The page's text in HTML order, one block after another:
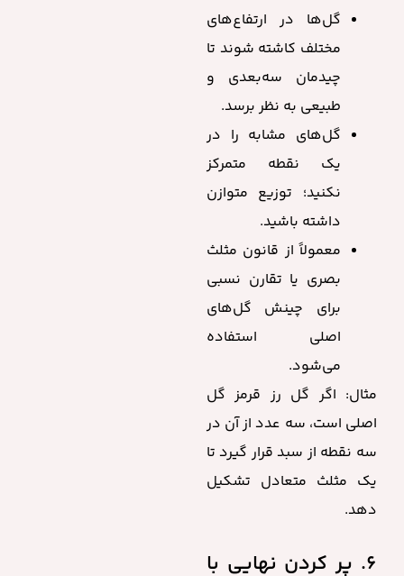
گل‌ها در ارتفاع‌های
مختلف کاشته شوند تا
چیدمان سه‌بعدی و
طبیعی به نظر برسد.
گل‌های مشابه را در
یک نقطه متمرکز
نکنید؛ توزیع متوازن
داشته باشید.
معمولاً از قانون مثلث
بصری یا تقارن نسبی
برای چینش گل‌های
اصلی استفاده
می‌شود.
مثال: اگر گل رز قرمز گل
اصلی است، سه عدد از آن در
سه نقطه از سبد قرار گیرد تا
یک مثلث متعادل تشکیل
دهد.
۶. پر کردن نهایی با